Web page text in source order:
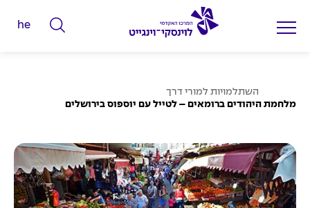
ה
מ
ל
י
ם
ל
he
ו
י
ת
השתלמויות למורי דרך
מלחמת היהודים ברומאים – לטייל עם יוספוס בירושלים